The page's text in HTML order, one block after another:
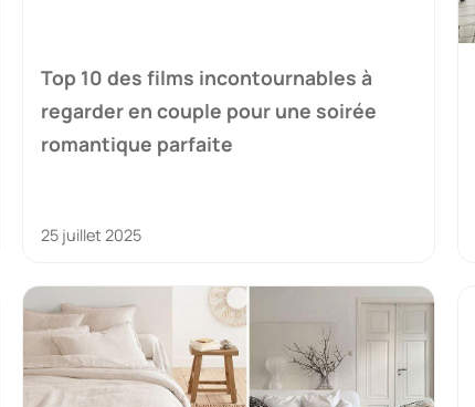
Top 10 des films incontournables à
regarder en couple pour une soirée
romantique parfaite
25 juillet 2025